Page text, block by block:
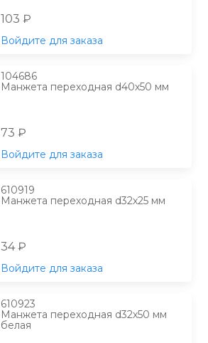
103 ₽
Войдите для заказа
104686
Манжета переходная d40х50 мм
73 ₽
Войдите для заказа
610919
Манжета переходная d32х25 мм
34 ₽
Войдите для заказа
610923
Манжета переходная d32х50 мм
белая